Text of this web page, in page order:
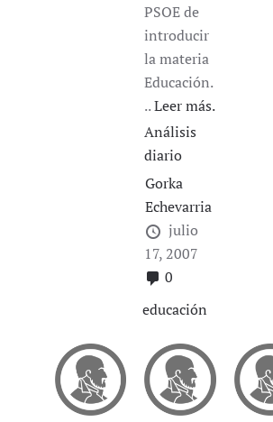
PSOE de
introducir
la materia
Educación.
..Leer más.
Análisis
diario
Gorka
Echevarria
julio
17, 2007
0
educación